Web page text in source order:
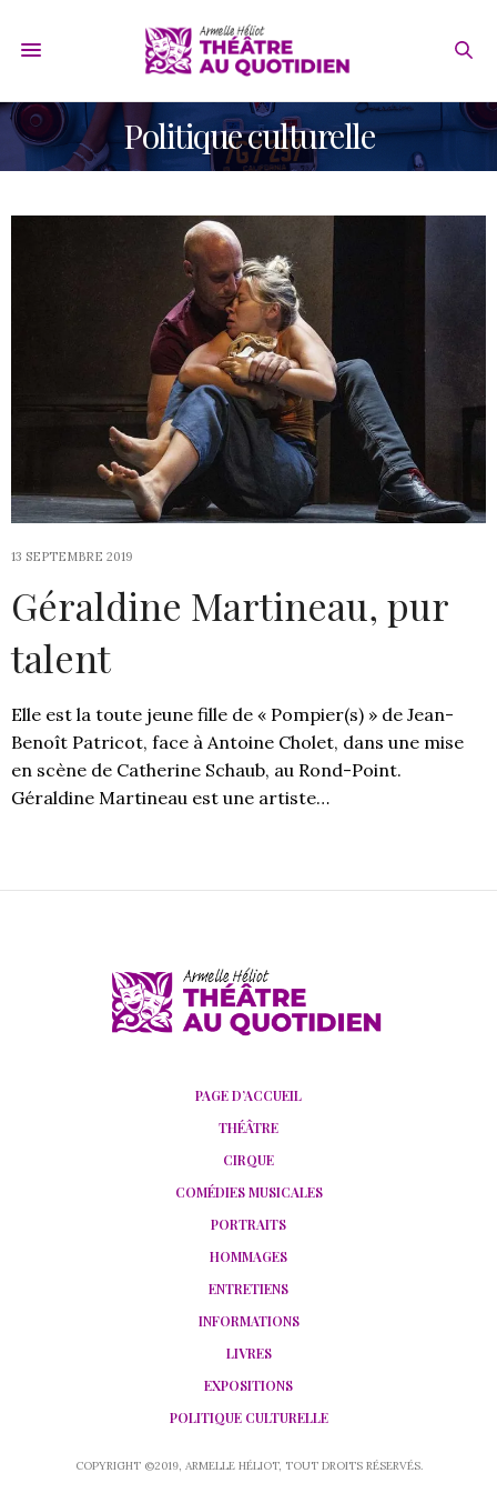
Politique culturelle
13 SEPTEMBRE 2019
Géraldine Martineau, pur
talent
Elle est la toute jeune fille de « Pompier(s) » de Jean-
Benoît Patricot, face à Antoine Cholet, dans une mise
en scène de Catherine Schaub, au Rond-Point.
Géraldine Martineau est une artiste…
PAGE D’ACCUEIL
THÉÂTRE
CIRQUE
COMÉDIES MUSICALES
PORTRAITS
HOMMAGES
ENTRETIENS
INFORMATIONS
LIVRES
EXPOSITIONS
POLITIQUE CULTURELLE
COPYRIGHT ©2019, ARMELLE HÉLIOT, TOUT DROITS RÉSERVÉS.